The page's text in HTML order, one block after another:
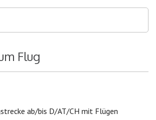
Flug
ab/bis D/AT/CH mit Flügen